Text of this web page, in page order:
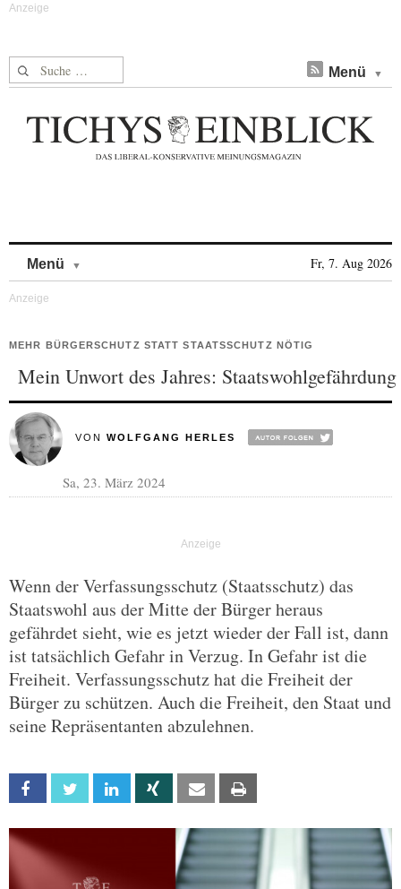
Suche nach: Menü
Menü Fr, 7. Aug 2026
MEHR BÜRGERSCHUTZ STATT STAATSSCHUTZ NÖTIG
Mein Unwort des Jahres: Staatswohlgefährdung
VON WOLFGANG HERLES
Sa, 23. März 2024
Wenn der Verfassungsschutz (Staatsschutz) das
Staatswohl aus der Mitte der Bürger heraus
gefährdet sieht, wie es jetzt wieder der Fall ist, dann
ist tatsächlich Gefahr in Verzug. In Gefahr ist die
Freiheit. Verfassungsschutz hat die Freiheit der
Bürger zu schützen. Auch die Freiheit, den Staat und
seine Repräsentanten abzulehnen.
Facebook Twitter Linkedin Xing Email